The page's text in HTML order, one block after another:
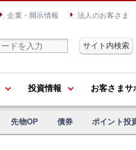
企業・開示情報 法人のお客さま
投資情報 お客さまサ
先物OP 債券 ポイント投